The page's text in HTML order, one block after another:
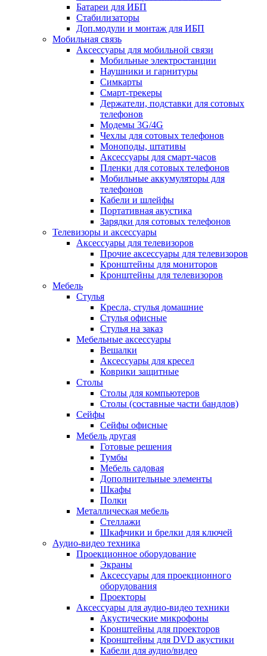
Батареи для ИБП
Стабилизаторы
Доп.модули и монтаж для ИБП
Мобильная связь
Аксессуары для мобильной связи
Мобильные электростанции
Наушники и гарнитуры
Симкарты
Смарт-трекеры
Держатели, подставки для сотовых
телефонов
Модемы 3G/4G
Чехлы для сотовых телефонов
Моноподы, штативы
Аксессуары для смарт-часов
Пленки для сотовых телефонов
Мобильные аккумуляторы для
телефонов
Кабели и шлейфы
Портативная акустика
Зарядки для сотовых телефонов
Телевизоры и аксессуары
Аксессуары для телевизоров
Прочие аксессуары для телевизоров
Кронштейны для мониторов
Кронштейны для телевизоров
Мебель
Стулья
Кресла, стулья домашние
Стулья офисные
Стулья на заказ
Мебельные аксессуары
Вешалки
Аксессуары для кресел
Коврики защитные
Столы
Столы для компьютеров
Столы (составные части бандлов)
Сейфы
Сейфы офисные
Мебель другая
Готовые решения
Тумбы
Мебель садовая
Дополнительные элементы
Шкафы
Полки
Металлическая мебель
Стеллажи
Шкафчики и брелки для ключей
Аудио-видео техника
Проекционное оборудование
Экраны
Аксессуары для проекционного
оборудования
Проекторы
Аксессуары для аудио-видео техники
Акустические микрофоны
Кронштейны для проекторов
Кронштейны для DVD акустики
Кабели для аудио/видео